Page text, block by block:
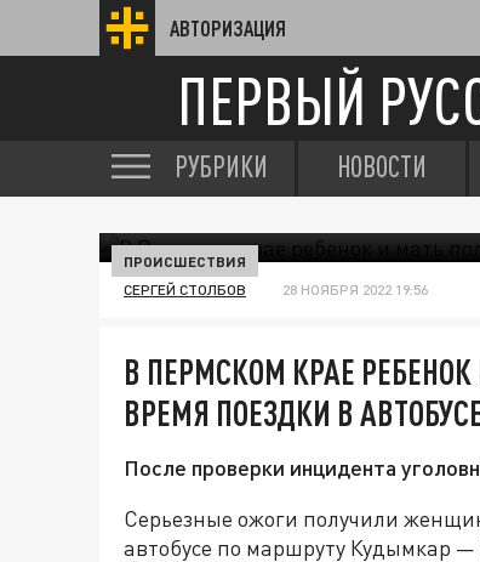
АВТОРИЗАЦИЯ
ПЕРВЫЙ
РУБРИКИ НОВОСТИ
ПРОИСШЕСТВИЯ
СЕРГЕЙ СТОЛБОВ 28 НОЯБРЯ 2022 19:56
В ПЕРМСКОМ КРАЕ
ВРЕМЯ ПОЕЗДКИ В
После проверки инцидента
Серьезные ожоги получили
автобусе по маршруту Кудымкар